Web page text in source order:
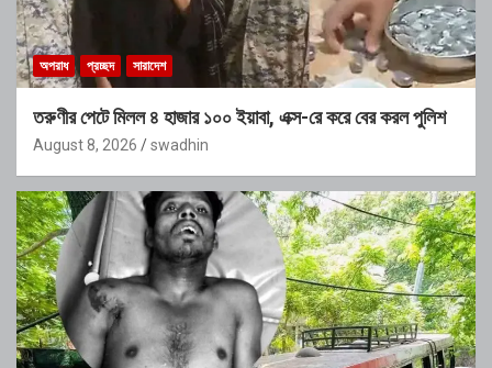
অপরাধ প্রচ্ছদ সারাদেশ
তরুণীর পেটে মিলল ৪ হাজার ১০০ ইয়াবা, এক্স-রে করে বের করল পুলিশ
August 8, 2026 swadhin